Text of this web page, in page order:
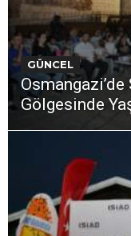
GÜNCEL
Gölgesinde